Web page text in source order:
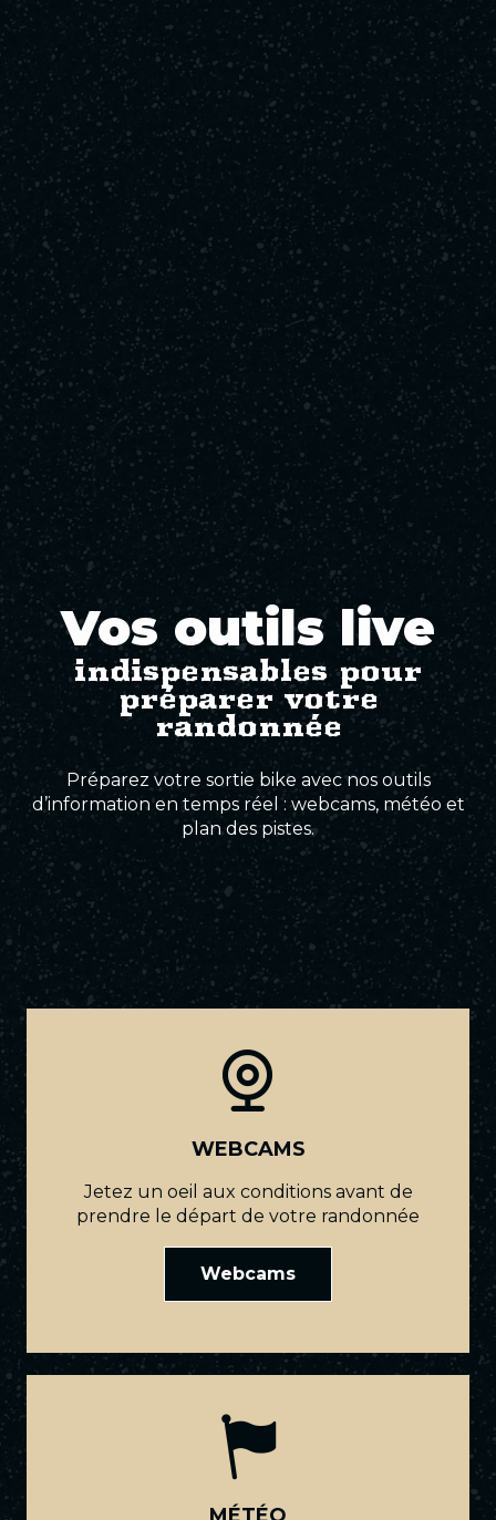
Vos outils live
indispensables pour
préparer votre
randonnée
Préparez votre sortie bike avec nos outils
d’information en temps réel : webcams, météo et
plan des pistes.
WEBCAMS
Jetez un oeil aux conditions avant de
prendre le départ de votre randonnée
Webcams